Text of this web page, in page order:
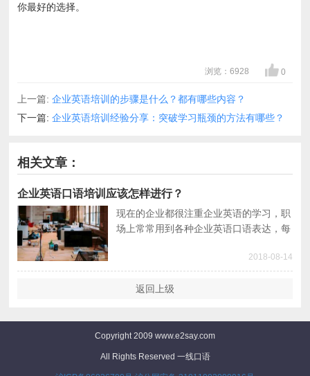
你最好的选择。
浏览：6928 0
上一篇:企业英语培训的步骤是什么？都有哪些内容？
下一篇:企业英语培训经验分享：突破学习瓶颈的方法有哪些？
相关文章：
企业英语口语培训应该怎样进行？
现在的企业都很注重企业英语的学习，职
场上常常用到各种企业英语口语表达，每
决定了企业对员工进行企业英语口语培训
的要求越来越高。
2018-08-14
返回上级
Copyright 2009 www.e2say.com
All Rights Reserved 一线口语